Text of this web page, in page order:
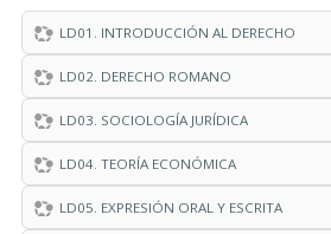
LD01. INTRODUCCIÓN AL DERECHO
LD02. DERECHO ROMANO
LD03. SOCIOLOGÍA JURÍDICA
LD04. TEORÍA ECONÓMICA
LD05. EXPRESIÓN ORAL Y ESCRITA